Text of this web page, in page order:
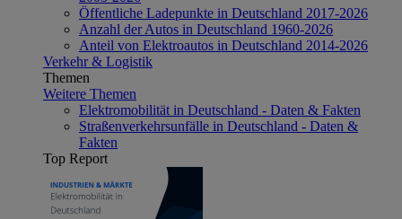
Öffentliche Ladepunkte in Deutschland 2017-2026
Anzahl der Autos in Deutschland 1960-2026
Anteil von Elektroautos in Deutschland 2014-2026
Verkehr & Logistik
Themen
Weitere Themen
Elektromobilität in Deutschland - Daten & Fakten
Straßenverkehrsunfälle in Deutschland - Daten &
Fakten
Top Report